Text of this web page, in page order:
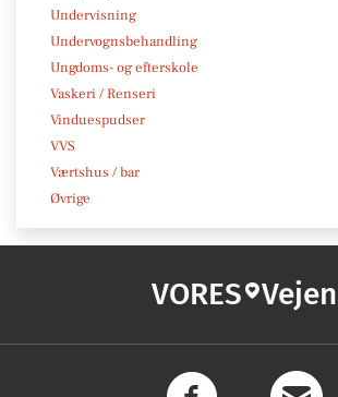
Undervisning
Undervognsbehandling
Ungdoms- og efterskole
Vaskeri / Renseri
Vinduespudser
VVS
Værtshus / bar
Øvrige
VORES Vejen